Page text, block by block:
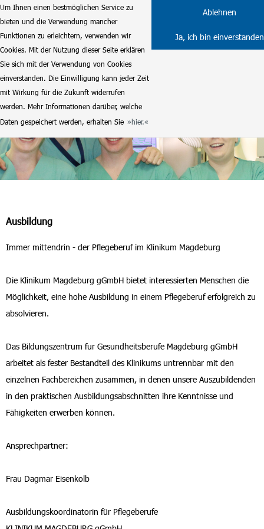
Um Ihnen einen bestmöglichen Service zu
bieten und die Verwendung mancher
Funktionen zu erleichtern, verwenden wir
Cookies. Mit der Nutzung dieser Seite erklären
Sie sich mit der Verwendung von Cookies
einverstanden. Die Einwilligung kann jeder Zeit
mit Wirkung für die Zukunft widerrufen
werden. Mehr Informationen darüber, welche
Daten gespeichert werden, erhalten Sie
hier.
Ablehnen
Ja, ich bin einverstanden
Ausbildung
Immer mittendrin - der Pflegeberuf im Klinikum Magdeburg
Die Klinikum Magdeburg gGmbH bietet interessierten Menschen die
Möglichkeit, eine hohe Ausbildung in einem Pflegeberuf erfolgreich zu
absolvieren.
Das Bildungszentrum fur Gesundheitsberufe Magdeburg gGmbH
arbeitet als fester Bestandteil des Klinikums untrennbar mit den
einzelnen Fachbereichen zusammen, in denen unsere Auszubildenden
in den praktischen Ausbildungsabschnitten ihre Kenntnisse und
Fähigkeiten erwerben können.
Ansprechpartner:
Frau Dagmar Eisenkolb
Ausbildungskoordinatorin für Pflegeberufe